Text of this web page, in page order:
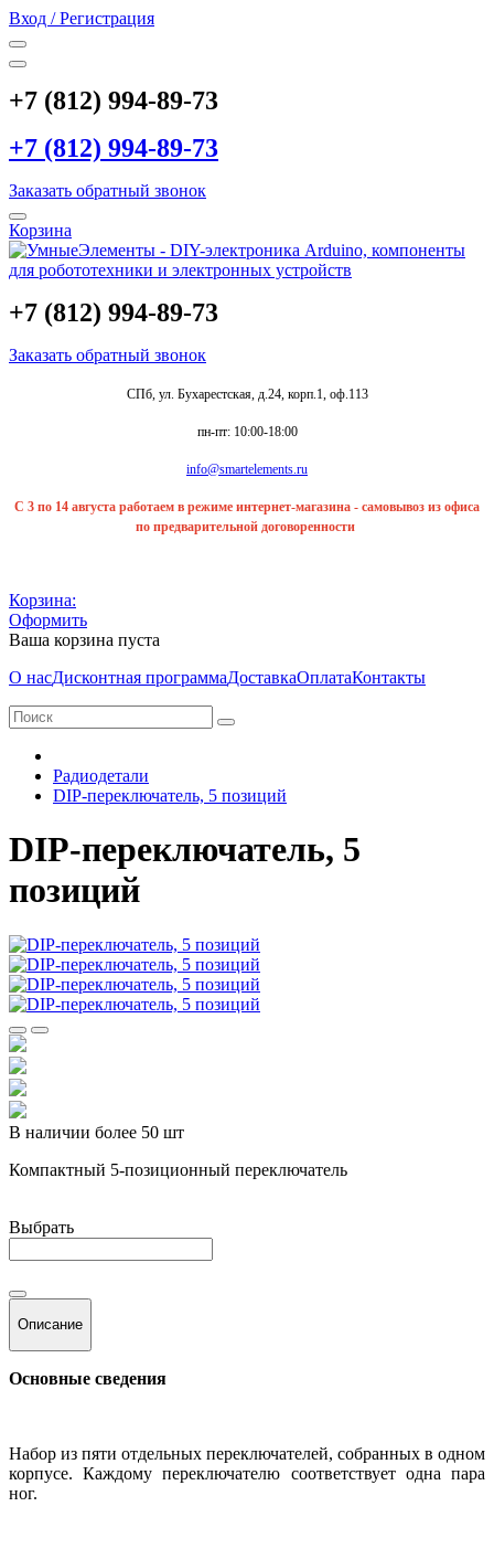
Вход / Регистрация
+7 (812) 994-89-73
+7 (812) 994-89-73
Заказать обратный звонок
Корзина
+7 (812) 994-89-73
Заказать обратный звонок
СПб, ул. Бухарестская, д.24, корп.1, оф.113
пн-пт: 10:00-18:00
info@smartelements.ru
С 3 по 14 августа работаем в режиме интернет-магазина - самовывоз из офиса
по предварительной договоренности
Корзина:
Оформить
Ваша корзина пуста
О насДисконтная программаДоставкаОплатаКонтакты
Радиодетали
DIP-переключатель, 5 позиций
DIP-переключатель, 5
позиций
В наличии более 50 шт
Компактный 5-позиционный переключатель
Выбрать
Описание
Основные сведения
Набор из пяти отдельных переключателей, собранных в одном
корпусе. Каждому переключателю соответствует одна пара
ног.